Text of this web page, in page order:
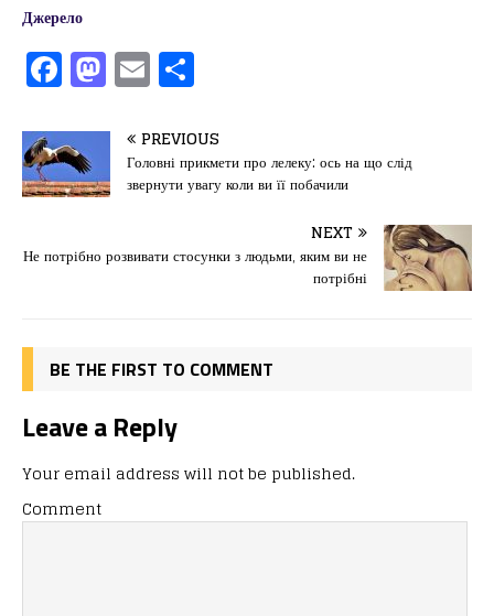
Джерело
F
a
c
e
b
o
o
M
a
st
o
d
o
n
E
m
ai
l
іл
и
т
ис
я
PREVIOUS
Головні прикмети про лелеку: ось на що слід
звернути увагу коли ви її побачили
NEXT
Не потрібно розвивати стосунки з людьми, яким ви не
потрібні
BE THE FIRST TO COMMENT
Leave a Reply
Your email address will not be published.
Comment